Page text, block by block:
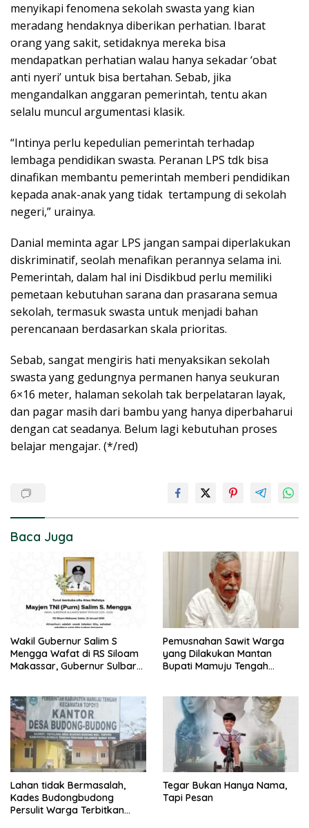
menyikapi fenomena sekolah swasta yang kian
meradang hendaknya diberikan perhatian. Ibarat
orang yang sakit, setidaknya mereka bisa
mendapatkan perhatian walau hanya sekadar ‘obat
anti nyeri’ untuk bisa bertahan. Sebab, jika
mengandalkan anggaran pemerintah, tentu akan
selalu muncul argumentasi klasik.
“Intinya perlu kepedulian pemerintah terhadap
lembaga pendidikan swasta. Peranan LPS tdk bisa
dinafikan membantu pemerintah memberi pendidikan
kepada anak-anak yang tidak tertampung di sekolah
negeri,” urainya.
Danial meminta agar LPS jangan sampai diperlakukan
diskriminatif, seolah menafikan perannya selama ini.
Pemerintah, dalam hal ini Disdikbud perlu memiliki
pemetaan kebutuhan sarana dan prasarana semua
sekolah, termasuk swasta untuk menjadi bahan
perencanaan berdasarkan skala prioritas.
Sebab, sangat mengiris hati menyaksikan sekolah
swasta yang gedungnya permanen hanya seukuran
6×16 meter, halaman sekolah tak berpelataran layak,
dan pagar masih dari bambu yang hanya diperbaharui
dengan cat seadanya. Belum lagi kebutuhan proses
belajar mengajar. (*/red)
Baca Juga
Wakil Gubernur Salim S
Mengga Wafat di RS Siloam
Makassar, Gubernur Sulbar
Pemusnahan Sawit Warga
yang Dilakukan Mantan
Bupati Mamuju Tengah
Lahan tidak Bermasalah,
Kades Budongbudong
Persulit Warga Terbitkan
Tegar Bukan Hanya Nama,
Tapi Pesan